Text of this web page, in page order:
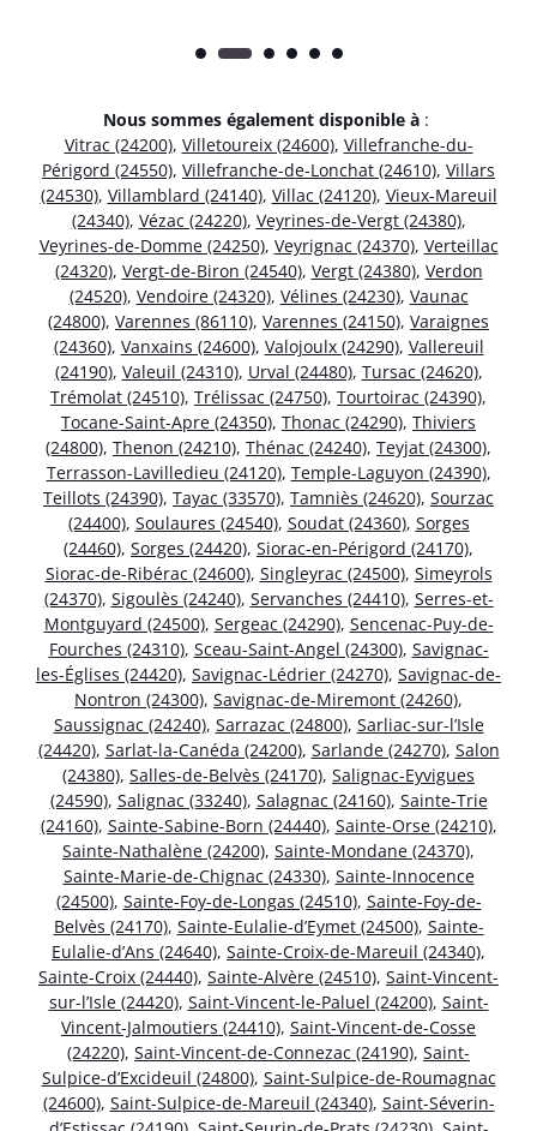
Nous sommes également disponible à :
Vitrac (24200), Villetoureix (24600), Villefranche-du-
Périgord (24550), Villefranche-de-Lonchat (24610), Villars
(24530), Villamblard (24140), Villac (24120), Vieux-Mareuil
(24340), Vézac (24220), Veyrines-de-Vergt (24380),
Veyrines-de-Domme (24250), Veyrignac (24370), Verteillac
(24320), Vergt-de-Biron (24540), Vergt (24380), Verdon
(24520), Vendoire (24320), Vélines (24230), Vaunac
(24800), Varennes (86110), Varennes (24150), Varaignes
(24360), Vanxains (24600), Valojoulx (24290), Vallereuil
(24190), Valeuil (24310), Urval (24480), Tursac (24620),
Trémolat (24510), Trélissac (24750), Tourtoirac (24390),
Tocane-Saint-Apre (24350), Thonac (24290), Thiviers
(24800), Thenon (24210), Thénac (24240), Teyjat (24300),
Terrasson-Lavilledieu (24120), Temple-Laguyon (24390),
Teillots (24390), Tayac (33570), Tamniès (24620), Sourzac
(24400), Soulaures (24540), Soudat (24360), Sorges
(24460), Sorges (24420), Siorac-en-Périgord (24170),
Siorac-de-Ribérac (24600), Singleyrac (24500), Simeyrols
(24370), Sigoulès (24240), Servanches (24410), Serres-et-
Montguyard (24500), Sergeac (24290), Sencenac-Puy-de-
Fourches (24310), Sceau-Saint-Angel (24300), Savignac-
les-Églises (24420), Savignac-Lédrier (24270), Savignac-de-
Nontron (24300), Savignac-de-Miremont (24260),
Saussignac (24240), Sarrazac (24800), Sarliac-sur-l’Isle
(24420), Sarlat-la-Canéda (24200), Sarlande (24270), Salon
(24380), Salles-de-Belvès (24170), Salignac-Eyvigues
(24590), Salignac (33240), Salagnac (24160), Sainte-Trie
(24160), Sainte-Sabine-Born (24440), Sainte-Orse (24210),
Sainte-Nathalène (24200), Sainte-Mondane (24370),
Sainte-Marie-de-Chignac (24330), Sainte-Innocence
(24500), Sainte-Foy-de-Longas (24510), Sainte-Foy-de-
Belvès (24170), Sainte-Eulalie-d’Eymet (24500), Sainte-
Eulalie-d’Ans (24640), Sainte-Croix-de-Mareuil (24340),
Sainte-Croix (24440), Sainte-Alvère (24510), Saint-Vincent-
sur-l’Isle (24420), Saint-Vincent-le-Paluel (24200), Saint-
Vincent-Jalmoutiers (24410), Saint-Vincent-de-Cosse
(24220), Saint-Vincent-de-Connezac (24190), Saint-
Sulpice-d’Excideuil (24800), Saint-Sulpice-de-Roumagnac
(24600), Saint-Sulpice-de-Mareuil (24340), Saint-Séverin-